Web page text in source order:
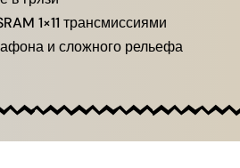
1×11 трансмиссиями
и сложного рельефа